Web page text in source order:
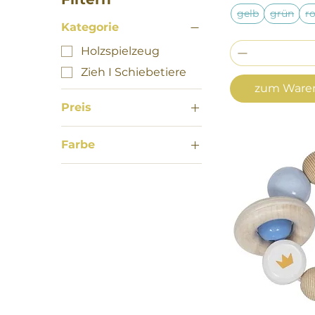
Kategorie
Holzspielzeug
Zieh I Schiebetiere
Preis
7 € 11 €
Farbe
blau
gelb grün
zum